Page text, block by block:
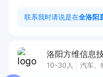
联系我时请说是在全洛阳
洛阳方维信息
10-30人 汽车、